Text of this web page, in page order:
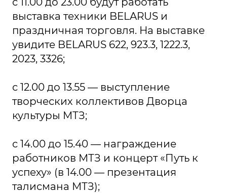
выставка техники BELARUS и
праздничная торговля. На выставке
увидите BELARUS 622, 923.3, 1222.3,
2023, 3326;
с 12.00 до 13.55 — выступление
творческих коллективов Дворца
культуры МТЗ;
с 14.00 до 15.40 — награждение
работников МТЗ и концерт «Путь к
успеху» (в 14.00 — презентация
талисмана МТЗ);